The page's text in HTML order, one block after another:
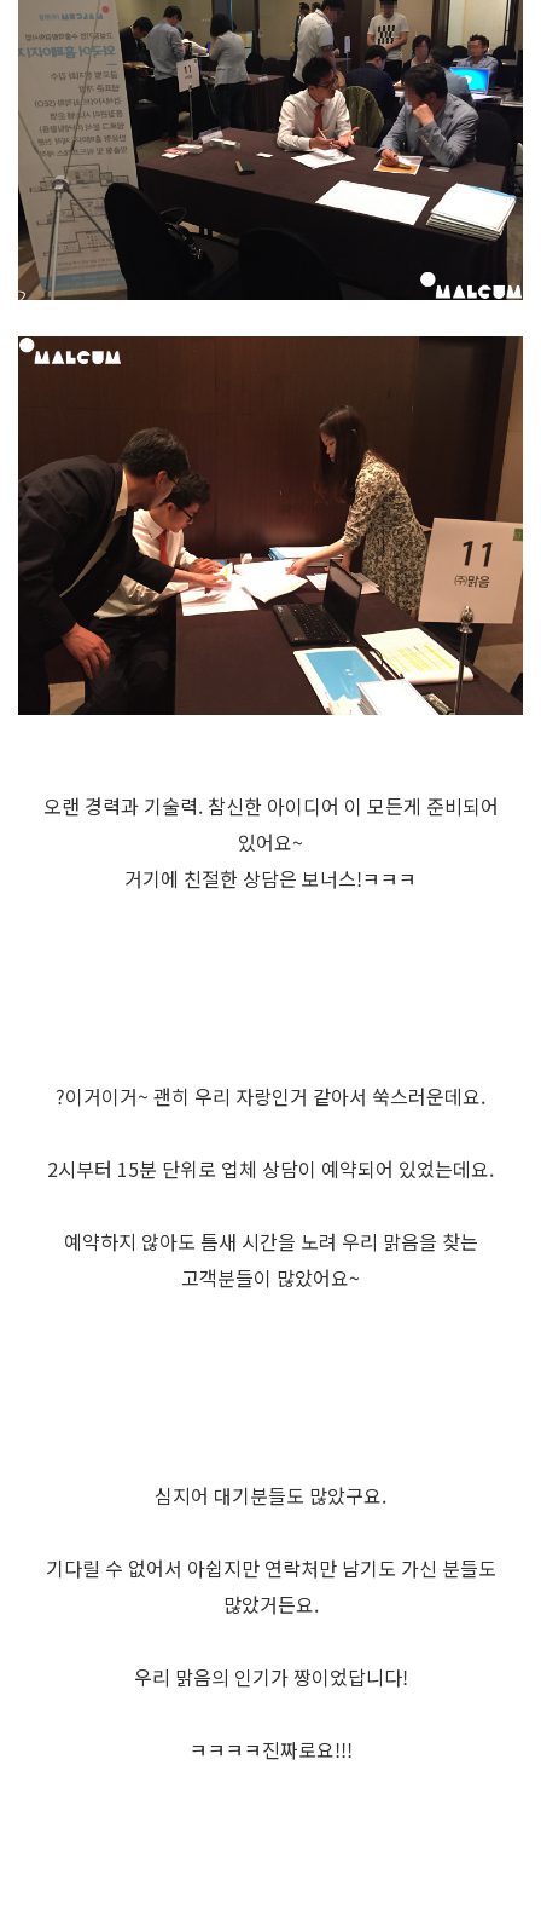
오랜 경력과 기술력. 참신한 아이디어 이 모든게 준비되어
있어요~
거기에 친절한 상담은 보너스!ㅋㅋㅋ
?이거이거~ 괜히 우리 자랑인거 같아서 쑥스러운데요.
2시부터 15분 단위로 업체 상담이 예약되어 있었는데요.
예약하지 않아도 틈새 시간을 노려 우리 맑음을 찾는
고객분들이 많았어요~
심지어 대기분들도 많았구요.
기다릴 수 없어서 아쉽지만 연락처만 남기도 가신 분들도
많았거든요.
우리 맑음의 인기가 짱이었답니다!
ㅋㅋㅋㅋ진짜로요!!!